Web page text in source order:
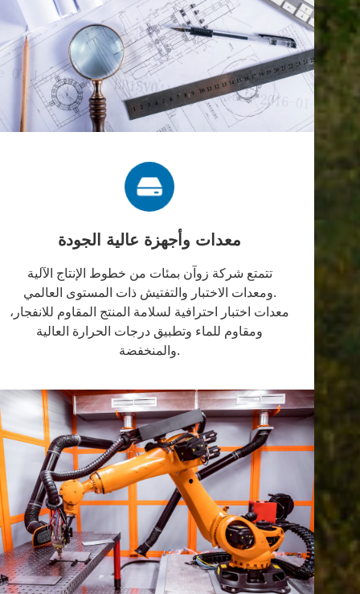
معدات وأجهزة عالية الجودة
تتمتع شركة زوآن بمئات من خطوط الإنتاج الآلية
ومعدات الاختبار والتفتيش ذات المستوى العالمي.
معدات اختبار احترافية لسلامة المنتج المقاوم للانفجار،
ومقاوم للماء وتطبيق درجات الحرارة العالية
والمنخفضة.